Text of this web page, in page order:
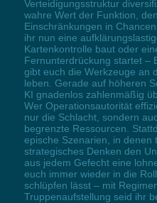
Verteidigungsstruktur
wahre Wert der Funktion,
Einschränkungen in
ihr nun eine
Kartenkontrolle baut oder
Fernunterdrückung startet –
gibt euch die Werkzeuge an
leben. Gerade auf höheren
KI gnadenlos zahlenmäßig
Wer Operationsautorität
nur die Schlacht, sondern
begrenzte Ressourcen.
epische Szenarien, in denen
strategisches Denken den
aus jedem Gefecht eine
euch immer wieder in die
schlüpfen lässt – mit
Truppenaufstellung seid ihr